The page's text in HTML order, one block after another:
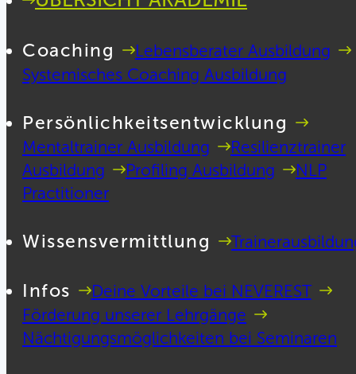
Coaching
Lebensberater Ausbildung
Systemisches Coaching Ausbildung
Persönlichkeitsentwicklung
Mentaltrainer Ausbildung
Resilienztrainer
Ausbildung
Profiling Ausbildung
NLP
Practitioner
Wissensvermittlung
Infos
Deine Vorteile bei NEVEREST
Förderung unserer Lehrgänge
Nächtigungsmöglichkeiten bei Seminaren